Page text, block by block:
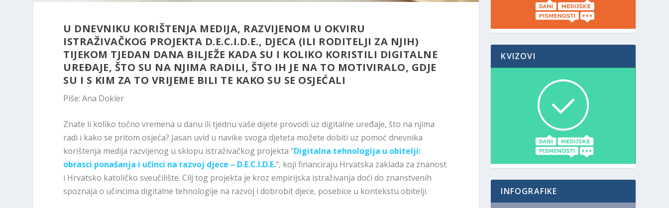
U DNEVNIKU KORIŠTENJA MEDIJA, RAZVIJENOM U OKVIRU
ISTRAŽIVAČKOG PROJEKTA D.E.C.I.D.E., DJECA (ILI RODITELJI ZA NJIH)
TIJEKOM TJEDAN DANA BILJEŽE KADA SU I KOLIKO KORISTILI DIGITALNE
UREĐAJE, ŠTO SU NA NJIMA RADILI, ŠTO IH JE NA TO MOTIVIRALO, GDJE
SU I S KIM ZA TO VRIJEME BILI TE KAKO SU SE OSJEĆALI
Piše: Ana Dokler
Znate li koliko točno vremena u danu ili tjednu vaše dijete provodi uz digitalne uređaje, što na njima
radi i kako se pritom osjeća? Jasan uvid u navike svoga djeteta možete dobiti uz pomoć dnevnika
korištenja medija razvijenog u sklopu istraživačkog projekta “Digitalna tehnologija u obitelji:
obrasci ponašanja i učinci na razvoj djece – D.E.C.I.D.E.“, koji financiraju Hrvatska zaklada za znanost
i Hrvatsko katoličko sveučilište. Cilj tog projekta je kroz empirijska istraživanja doći do znanstvenih
spoznaja o učincima digitalne tehnologije na razvoj i dobrobit djece, posebice u kontekstu obitelji.
KVIZOVI
INFOGRAFIKE